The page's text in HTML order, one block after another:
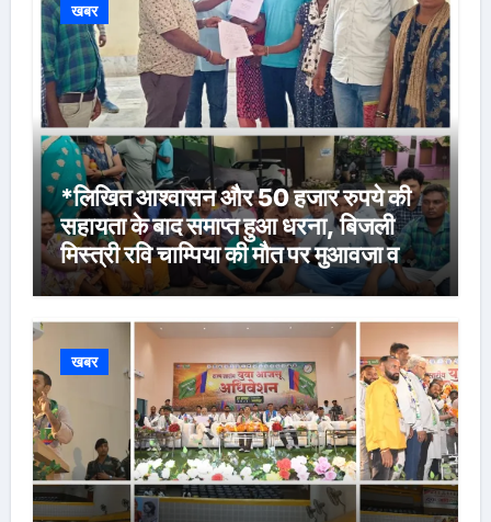
खबर
*लिखित आश्वासन और 50 हजार रुपये की
सहायता के बाद समाप्त हुआ धरना, बिजली
मिस्त्री रवि चाम्पिया की मौत पर मुआवजा व
नौकरी की मांग*
खबर